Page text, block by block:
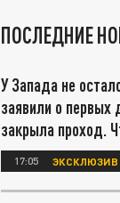
ПОСЛЕДНИЕ
У Запада не
заявили о первых
закрыла проход.
17:05 ЭКСКЛЮЗИВ